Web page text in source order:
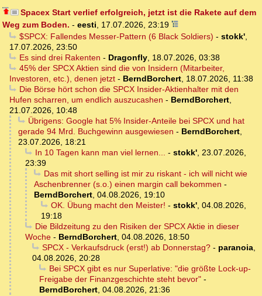
Spacex Start verlief erfolgreich, jetzt ist die Rakete auf dem
Weg zum Boden. - eesti, 17.07.2026, 23:19
$SPCX: Fallendes Messer-Pattern (6 Black Soldiers) - stokk',
17.07.2026, 23:50
Es sind drei Rakenten - Dragonfly, 18.07.2026, 03:38
45% der SPCX Aktien sind die von Insidern (Mitarbeiter,
Investoren, etc.), denen jetzt - BerndBorchert, 18.07.2026, 11:38
Die Börse hört schon die SPCX Insider-Aktienhalter mit den
Hufen scharren, um endlich auszucashen - BerndBorchert,
21.07.2026, 10:48
Übrigens: Google hat 5% Insider-Anteile bei SPCX und hat
gerade 94 Mrd. Buchgewinn ausgewiesen - BerndBorchert,
23.07.2026, 18:21
In 10 Tagen kann man viel lernen... - stokk', 23.07.2026,
23:39
Das mit short selling ist mir zu riskant - ich will nicht wie
Aschenbrenner (s.o.) einen margin call bekommen -
BerndBorchert, 04.08.2026, 19:10
OK. Übung macht den Meister! - stokk', 04.08.2026,
19:18
Die Bildzeitung zu den Risiken der SPCX Aktie in dieser
Woche - BerndBorchert, 04.08.2026, 18:50
SPCX - Verkaufsdruck (erst!) ab Donnerstag?- paranoia,
04.08.2026, 20:28
Bei SPCX gibt es nur Superlative: "die größte Lock-up-
Freigabe der Finanzgeschichte steht bevor" -
BerndBorchert, 04.08.2026, 21:36